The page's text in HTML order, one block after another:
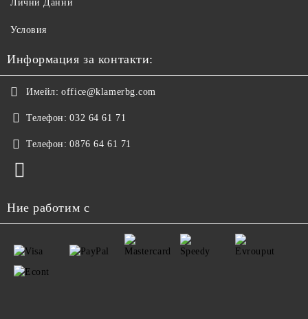
Лични Данни
Условия
Информация за контакти:
Имейл: office@klamerbg.com
Телефон: 032 64 61 71
Телефон: 0876 64 61 71
Ние работим с